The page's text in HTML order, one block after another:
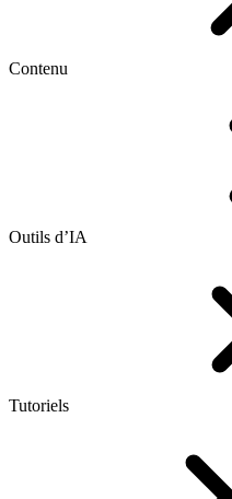
Contenu
Outils d’IA
Tutoriels